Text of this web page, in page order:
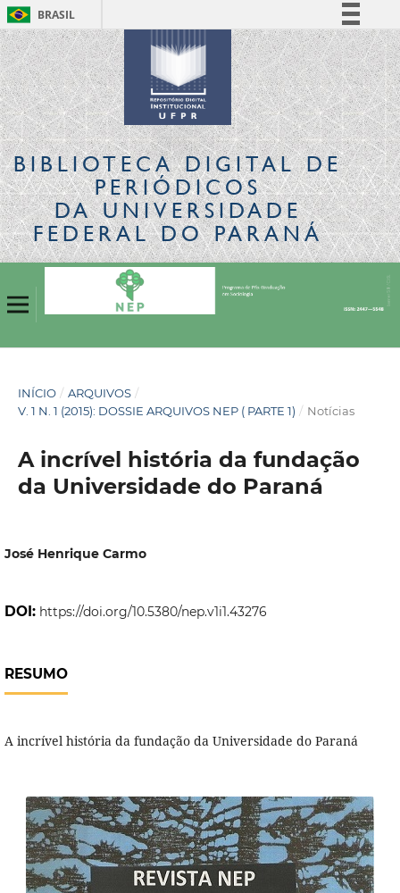
BRASIL
Simplifique!
Comunica BR
Participe
Acesso à informação
Legislação
Canais
BIBLIOTECA DIGITALDE
PERIÓDICOS
DA UNIVERSIDADE
FEDERAL DO PARANÁ
INÍCIO / ARQUIVOS /
V. 1 N. 1 (2015): DOSSIE ARQUIVOS NEP ( PARTE 1) / Notícias
A incrível história da fundação
da Universidade do Paraná
José Henrique Carmo
DOI: https://doi.org/10.5380/nep.v1i1.43276
RESUMO
A incrível história da fundação da Universidade do Paraná